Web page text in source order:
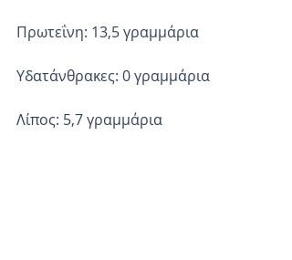
Πρωτεΐνη: 13,5 γραμμάρια
Υδατάνθρακες: 0 γραμμάρια
Λίπος: 5,7 γραμμάρια